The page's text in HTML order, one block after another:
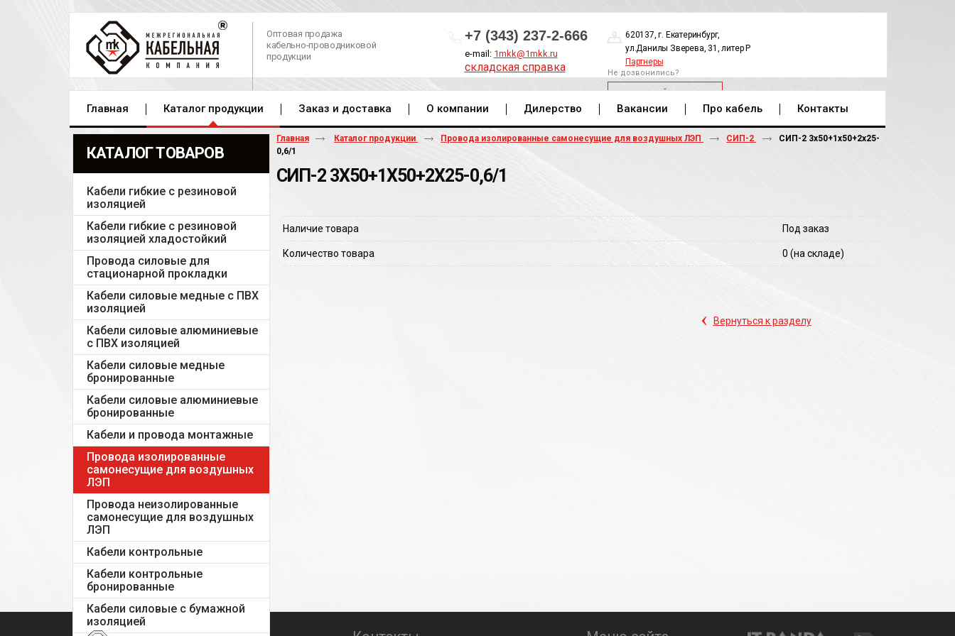
Оптовая продажа
кабельно-проводниковой
продукции
+7 (343) 237-2-666
e-mail: 1mkk@1mkk.ru
складская справка
620137, г. Екатеринбург,
ул.Данилы Зверева, 31, литер Р
Партнеры
Не дозвонились?
ОБРАТНЫЙ ЗВОНОК
Главная Каталог продукции Заказ и доставка О компании Дилерство Вакансии Про кабель Контакты
КАТАЛОГ ТОВАРОВ
Кабели гибкие с резиновой
изоляцией
Кабели гибкие с резиновой
изоляцией хладостойкий
Провода силовые для
стационарной прокладки
Кабели силовые медные с ПВХ
изоляцией
Кабели силовые алюминиевые
с ПВХ изоляцией
Кабели силовые медные
бронированные
Кабели силовые алюминиевые
бронированные
Кабели и провода монтажные
Провода изолированные
самонесущие для воздушных
ЛЭП
Провода неизолированные
самонесущие для воздушных
ЛЭП
Кабели контрольные
Кабели контрольные
бронированные
Кабели силовые с бумажной
изоляцией
Главная Каталог продукции Провода изолированные самонесущие для воздушных ЛЭП СИП-2
СИП-2 3х50+1х50+2х25-
0,6/1
СИП-2 3Х50+1Х50+2Х25-0,6/1
Наличие товара Под заказ
Количество товара 0 (на складе)
‹ Вернуться к разделу